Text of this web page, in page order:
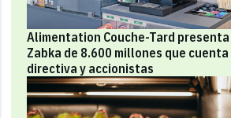
Alimentation Couche-Tard
Zabka de 8.600 millones que
directiva y accionistas